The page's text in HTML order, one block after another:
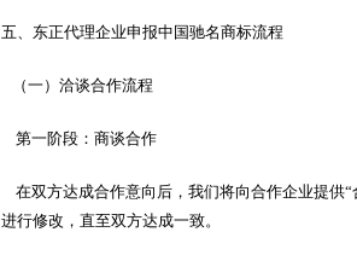
五、东正代理企业申报中国驰名商标流程
（一）洽谈合作流程
第一阶段：商谈合作
在双方达成合作意向后，我们将向合作企业提供
进行修改，直至双方达成一致。